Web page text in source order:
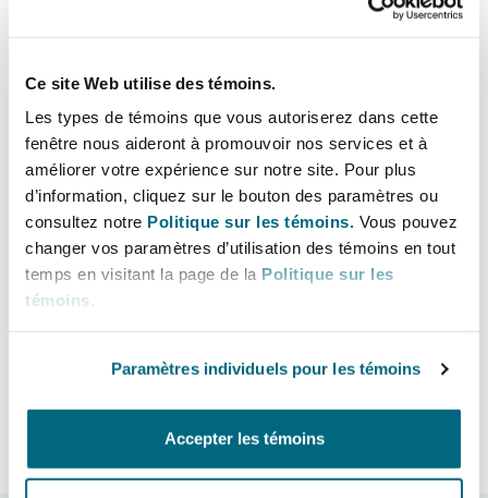
Ce site Web utilise des témoins.
Les types de témoins que vous autoriserez dans cette
fenêtre nous aideront à promouvoir nos services et à
améliorer votre expérience sur notre site. Pour plus
d’information, cliquez sur le bouton des paramètres ou
consultez notre Politique sur les témoins. Vous pouvez
changer vos paramètres d’utilisation des témoins en tout
temps en visitant la page de la Politique sur les
témoins.
Paramètres individuels pour les témoins
Accepter les témoins
Next‑Generation Nuclear: Global
trends, risks and opportunities for
Insurers
30 avril 2026
FIN